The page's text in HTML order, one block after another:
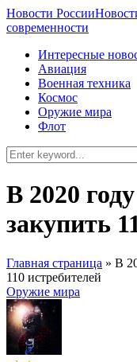
Новости России
современности
Интересные
Авиация
Военная техника
Космос
Оружие мира
Флот
В 2020
закупить
Главная страница » В
110 истребителей
Оружие мира